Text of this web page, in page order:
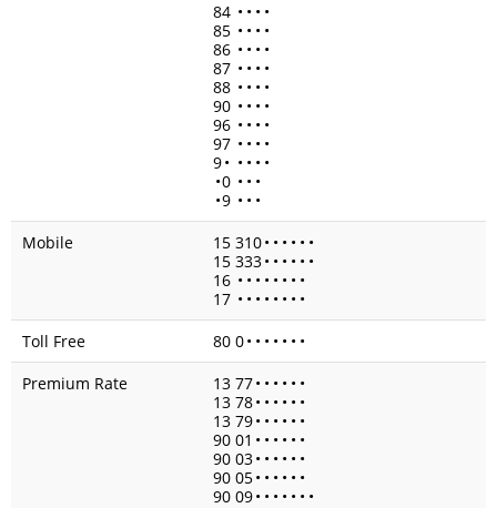
84 • • • •
85 • • • •
86 • • • •
87 • • • •
88 • • • •
90 • • • •
96 • • • •
97 • • • •
9• • • • •
•0 • • •
•9 • • •
Mobile
15 310• • • • • •
15 333• • • • • •
16 • • • • • • • •
17 • • • • • • • •
Toll Free
80 0• • • • • • •
Premium Rate
13 77• • • • • •
13 78• • • • • •
13 79• • • • • •
90 01 • • • • • •
90 03• • • • • •
90 05• • • • • •
90 09• • • • • • •